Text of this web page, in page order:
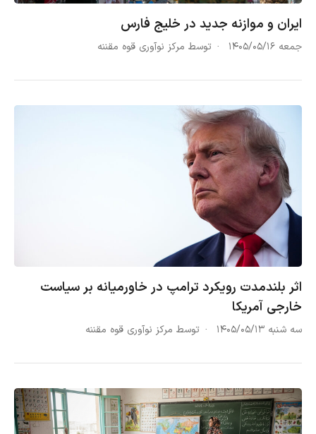
ایران و موازنه جدید در خلیج فارس
جمعه ۱۴۰۵/۰۵/۱۶ توسط مرکز نوآوری قوه مقننه
اثر بلندمدت رویکرد ترامپ در خاورمیانه بر سیاست
خارجی آمریکا
سه شنبه ۱۴۰۵/۰۵/۱۳ توسط مرکز نوآوری قوه مقننه